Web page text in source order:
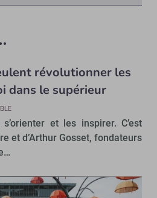
révolutionner les
dans le supérieur
et les inspirer. C’est
et d’Arthur Gosset, fondateurs